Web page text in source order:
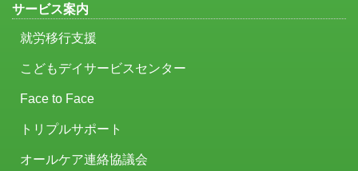
サービス案内
就労移行支援
こどもデイサービスセンター
Face to Face
トリプルサポート
オールケア連絡協議会